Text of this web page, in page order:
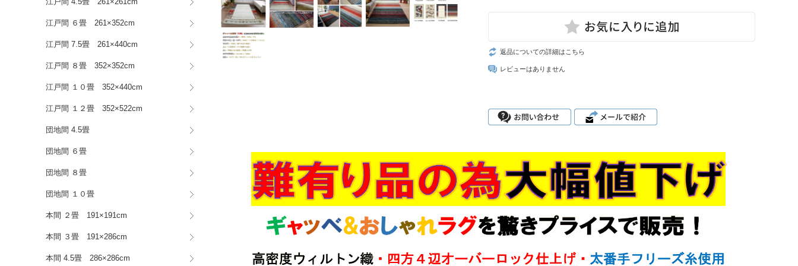
返品についての詳細はこちら
レビューはありません
江戸間 ６畳 261×352cm
江戸間 7.5畳 261×440cm
江戸間 ８畳 352×352cm
江戸間 １０畳 352×440cm
江戸間 １２畳 352×522cm
団地間 4.5畳
団地間 ６畳
団地間 ８畳
団地間 １０畳
本間 ２畳 191×191cm
本間 ３畳 191×286cm
本間 4.5畳 286×286cm